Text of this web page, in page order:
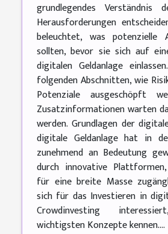
grundlegendes Verständnis
Herausforderungen
beleuchtet, was potenzielle
sollten, bevor sie sich auf
digitalen Geldanlage
folgenden Abschnitten, wie
Potenziale ausgeschöpft
Zusatzinformationen warten
werden. Grundlagen der
digitale Geldanlage hat in
zunehmend an Bedeutung
durch innovative
für eine breite Masse
sich für das Investieren in
Crowdinvesting
wichtigsten Konzepte kennen....